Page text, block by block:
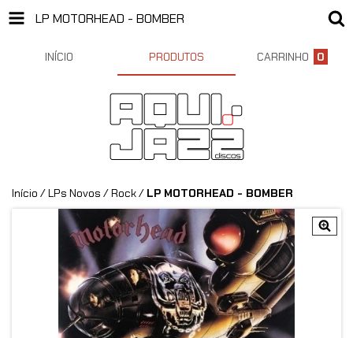
LP MOTORHEAD - BOMBER
INÍCIO PRODUTOS CARRINHO 0
Início /LPs Novos /Rock/ LP MOTORHEAD - BOMBER